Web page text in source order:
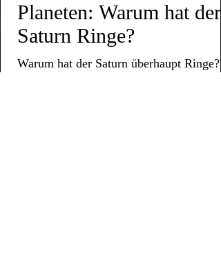
Planeten: Warum hat der
Saturn Ringe?
Warum hat der Saturn überhaupt Ringe?